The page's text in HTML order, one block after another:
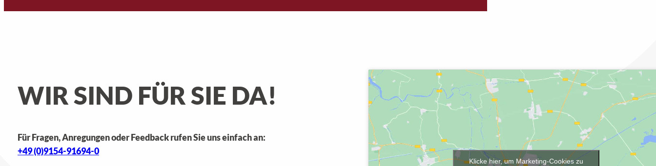
WIR SIND FÜR SIE DA!
Für Fragen, Anregungen oder Feedback rufen Sie uns einfach an:
+49 (0)9154-91694-0
Klicke hier, um Marketing-Cookies zu